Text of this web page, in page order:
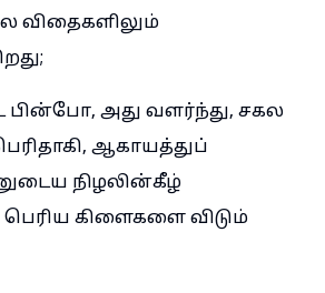
விதைகளிலும்
பின்போ, அது வளர்ந்து, சகல
ஆகாயத்துப்
நிழலின்கீழ்
கிளைகளை விடும்